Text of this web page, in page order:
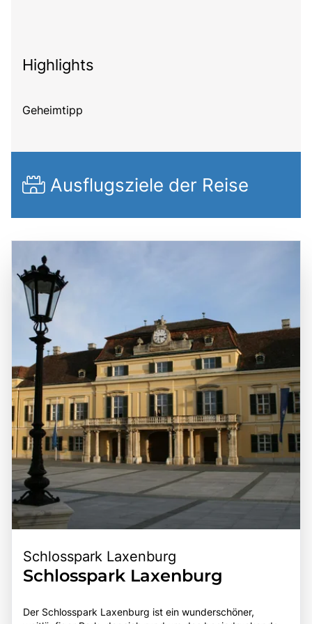
Highlights
Geheimtipp
Ausflugsziele der Reise
Schlosspark Laxenburg
Schlosspark Laxenburg
Der Schlosspark Laxenburg ist ein wunderschöner,